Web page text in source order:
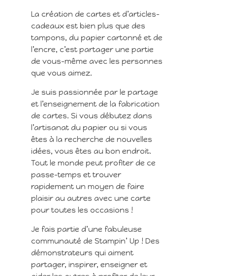
La création de cartes et d’articles-
cadeaux est bien plus que des
tampons, du papier cartonné et de
l’encre, c’est partager une partie
de vous-même avec les personnes
que vous aimez.
Je suis passionnée par le partage
et l’enseignement de la fabrication
de cartes. Si vous débutez dans
l’artisanat du papier ou si vous
êtes à la recherche de nouvelles
idées, vous êtes au bon endroit.
Tout le monde peut profiter de ce
passe-temps et trouver
rapidement un moyen de faire
plaisir au autres avec une carte
pour toutes les occasions !
Je fais partie d’une fabuleuse
communauté de Stampin’ Up ! Des
démonstrateurs qui aiment
partager, inspirer, enseigner et